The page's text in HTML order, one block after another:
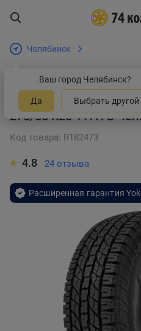
Челябинск
Ваш город Челябинск?
Да Выбрать другой
Интернет-магазин шин и дисков
Geolandar A/T G015
Летняя шина
275/55 R20 117Hв
Код товара: R182473
4.8 24 отзыва
Расширенная гарантия